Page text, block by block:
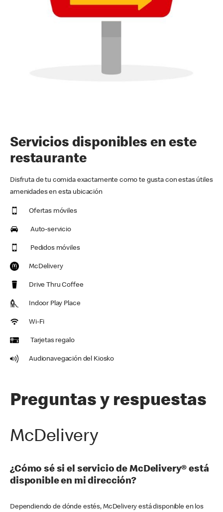
Servicios disponibles en este
restaurante
Disfruta de tu comida exactamente como te gusta con estas útiles
amenidades en esta ubicación
Ofertas móviles
Auto-servicio
Pedidos móviles
McDelivery
Drive Thru Coffee
Indoor Play Place
Wi-Fi
Tarjetas regalo
Audionavegación del Kiosko
Preguntas y respuestas
McDelivery
¿Cómo sé si el servicio de McDelivery® está
disponible en mi dirección?
Dependiendo de dónde estés, McDelivery está disponible en los